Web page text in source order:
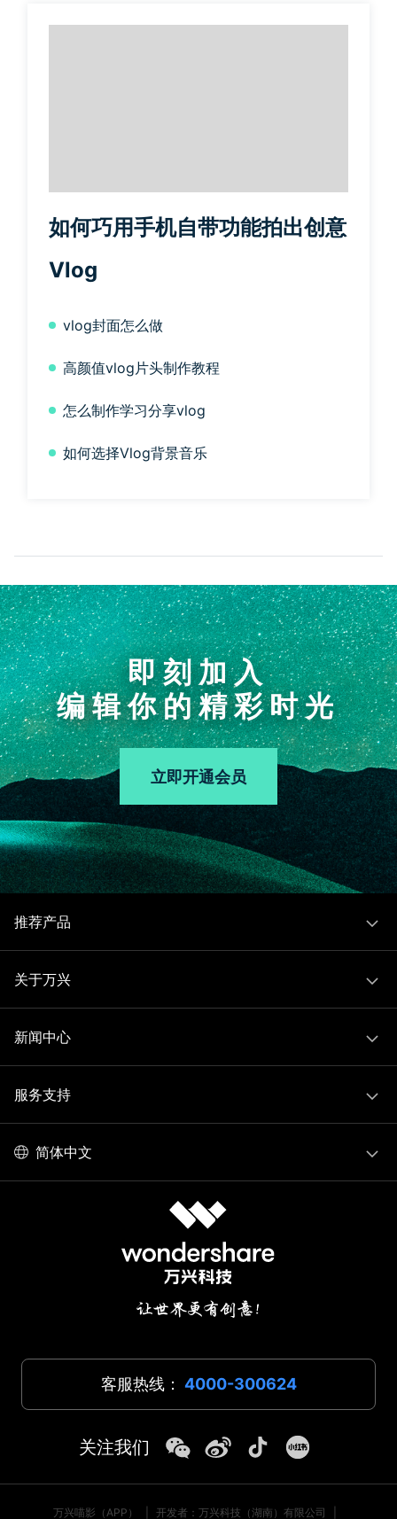
如何巧用手机自带功能拍出创意
Vlog
vlog封面怎么做
高颜值vlog片头制作教程
怎么制作学习分享vlog
如何选择Vlog背景音乐
即刻加入
编辑你的精彩时光
立即开通会员
推荐产品
关于万兴
新闻中心
服务支持
简体中文
客服热线： 4000-300624
关注我们
万兴喵影（APP） 开发者：万兴科技（湖南）有限公司